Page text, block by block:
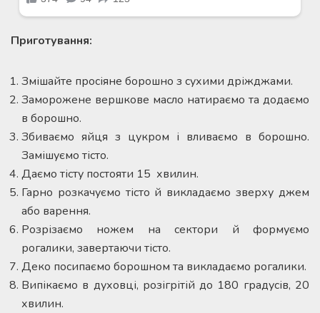
Приготування:
Змішайте просіяне борошно з сухими дріжджами.
Заморожене вершкове масло натираємо та додаємо
в борошно.
Збиваємо яйця з цукром і вливаємо в борошно.
Замішуємо тісто.
Даємо тісту постояти 15 хвилин.
Гарно розкачуємо тісто й викладаємо зверху джем
або варення.
Розрізаємо ножем на сектори й формуємо
рогалики, завертаючи тісто.
Деко посипаємо борошном та викладаємо рогалики.
Випікаємо в духовці, розігрітій до 180 градусів, 20
хвилин.